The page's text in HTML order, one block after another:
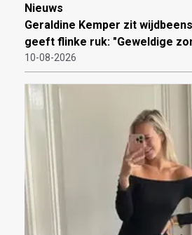
Nieuws
Geraldine Kemper zit
geeft flinke ruk: "Geweldige
10-08-2026